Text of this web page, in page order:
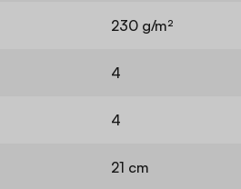
230 g/m²
4
4
21 cm